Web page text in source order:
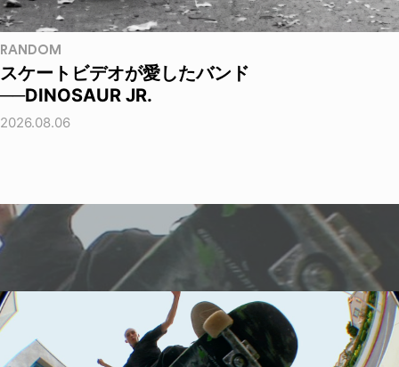
RANDOM
スケートビデオが愛したバンド
──DINOSAUR JR.
2026.08.06